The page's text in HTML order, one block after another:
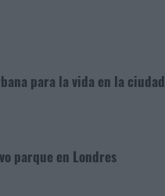
para la vida en la ciudad
parque en Londres